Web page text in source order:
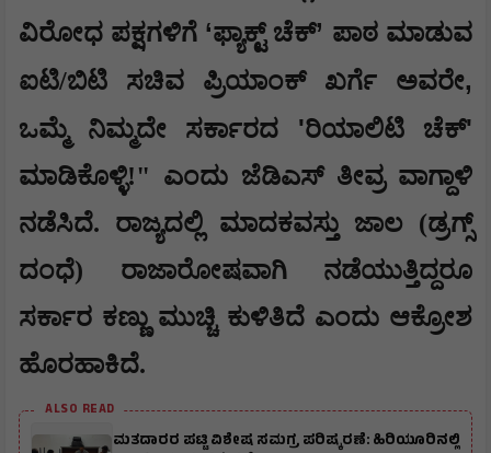
ವಿರೋಧ ಪಕ್ಷಗಳಿಗೆ ‘ಫ್ಯಾಕ್ಟ್ ಚೆಕ್’ ಪಾಠ ಮಾಡುವ
ಐಟಿ/ಬಿಟಿ ಸಚಿವ ಪ್ರಿಯಾಂಕ್ ಖರ್ಗೆ ಅವರೇ,
ಒಮ್ಮೆ ನಿಮ್ಮದೇ ಸರ್ಕಾರದ 'ರಿಯಾಲಿಟಿ ಚೆಕ್'
ಮಾಡಿಕೊಳ್ಳಿ!" ಎಂದು ಜೆಡಿಎಸ್ ತೀವ್ರ ವಾಗ್ದಾಳಿ
ನಡೆಸಿದೆ. ರಾಜ್ಯದಲ್ಲಿ ಮಾದಕವಸ್ತು ಜಾಲ (ಡ್ರಗ್ಸ್
ದಂಧೆ) ರಾಜಾರೋಷವಾಗಿ ನಡೆಯುತ್ತಿದ್ದರೂ
ಸರ್ಕಾರ ಕಣ್ಣು ಮುಚ್ಚಿ ಕುಳಿತಿದೆ ಎಂದು ಆಕ್ರೋಶ
ಹೊರಹಾಕಿದೆ.
ALSO READ
ಮತದಾರರ ಪಟ್ಟಿ ವಿಶೇಷ ಸಮಗ್ರ ಪರಿಷ್ಕರಣೆ: ಹಿರಿಯೂರಿನಲ್ಲಿ